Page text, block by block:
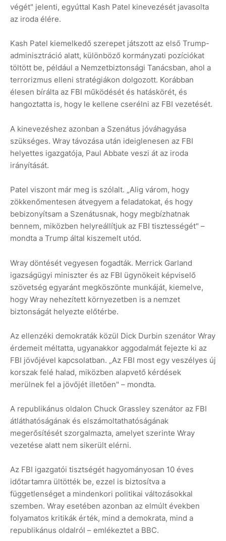
végét" jelenti, egyúttal Kash Patel kinevezését javasolta
az iroda élére.
Kash Patel kiemelkedő szerepet játszott az első Trump-
adminisztráció alatt, különböző kormányzati pozíciókat
töltött be, például a Nemzetbiztonsági Tanácsban, ahol a
terrorizmus elleni stratégiákon dolgozott. Korábban
élesen bírálta az FBI működését és hatáskörét, és
hangoztatta is, hogy le kellene cserélni az FBI vezetését.
A kinevezéshez azonban a Szenátus jóváhagyása
szükséges. Wray távozása után ideiglenesen az FBI
helyettes igazgatója, Paul Abbate veszi át az iroda
irányítását.
Patel viszont már meg is szólalt. „Alig várom, hogy
zökkenőmentesen átvegyem a feladatokat, és hogy
bebizonyítsam a Szenátusnak, hogy megbízhatnak
bennem, miközben helyreállítjuk az FBI tisztességét" –
mondta a Trump által kiszemelt utód.
Wray döntését vegyesen fogadták. Merrick Garland
igazságügyi miniszter és az FBI ügynökeit képviselő
szövetség egyaránt megköszönte munkáját, kiemelve,
hogy Wray nehezített környezetben is a nemzet
biztonságát helyezte előtérbe.
Az ellenzéki demokraták közül Dick Durbin szenátor Wray
érdemeit méltatta, ugyanakkor aggodalmát fejezte ki az
FBI jövőjével kapcsolatban. „Az FBI most egy veszélyes új
korszak felé halad, miközben alapvető kérdések
merülnek fel a jövőjét illetően" – mondta.
A republikánus oldalon Chuck Grassley szenátor az FBI
átláthatóságának és elszámoltathatóságának
megerősítését szorgalmazta, amelyet szerinte Wray
vezetése alatt nem sikerült elérni.
Az FBI igazgatói tisztségét hagyományosan 10 éves
időtartamra ültötték be, ezzel is biztosítva a
függetlenséget a mindenkori politikai változásokkal
szemben. Wray esetében azonban az elmúlt években
folyamatos kritikák érték, mind a demokrata, mind a
republikánus oldalról – emlékeztet a BBC.